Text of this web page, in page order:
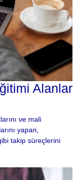
Alanlar
ve mali
yapan,
takip süreçlerini